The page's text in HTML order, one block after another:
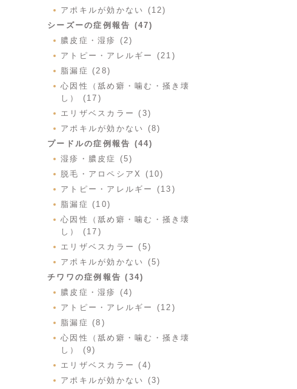
アポキルが効かない (12)
シーズーの症例報告 (47)
膿皮症・湿疹 (2)
アトピー・アレルギー (21)
脂漏症 (28)
心因性（舐め癖・噛む・掻き壊
し） (17)
エリザベスカラー (3)
アポキルが効かない (8)
プードルの症例報告 (44)
湿疹・膿皮症 (5)
脱毛・アロペシアX (10)
アトピー・アレルギー (13)
脂漏症 (10)
心因性（舐め癖・噛む・掻き壊
し） (17)
エリザベスカラー (5)
アポキルが効かない (5)
チワワの症例報告 (34)
膿皮症・湿疹 (4)
アトピー・アレルギー (12)
脂漏症 (8)
心因性（舐め癖・噛む・掻き壊
し） (9)
エリザベスカラー (4)
アポキルが効かない (3)